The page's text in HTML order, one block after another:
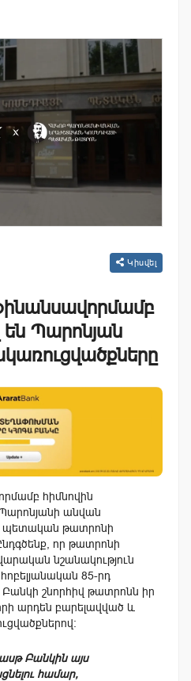
Կիսվել
են Պարոնյան
հիմնովին
անվան
պետական թատրոնի
որ թատրոնի
նշանակություն
85-րդ
շնորհիվ թատրոնն իր
արդեն բարելավված և
Բանկին այս
համար,